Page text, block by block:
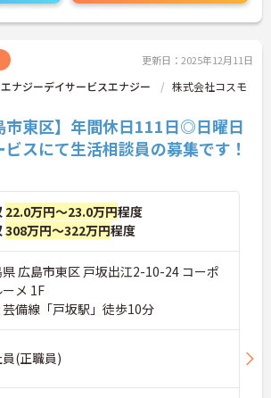
更新日：2025年12月11日
ナジーデイサービスエナジー
株式会社コスモ
市東区】年間休日111日◎日曜日
スにて生活相談員の募集です！
22.0万円～23.0万円程度
308万円～322万円程度
広島市東区 戸坂出江2-10-24 コーポ
メ 1F
芸備線「戸坂駅」徒歩10分
(正職員)